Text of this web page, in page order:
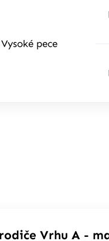
pece
Vrhu A -